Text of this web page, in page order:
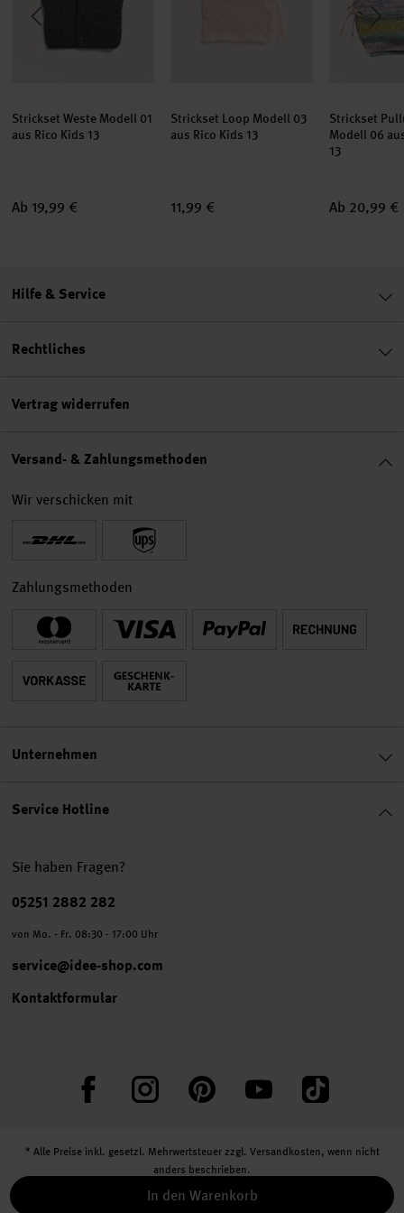
In den Warenkorb
Strickset Weste Modell 01
aus Rico Kids 13
Ab 19,99 €
Strickset Loop Modell 03
aus Rico Kids 13
11,99 €
Strickset
Modell 06
13
Ab 20,99 €
Service Hotline
Sie haben Fragen?
Telefonnummer
05251 2882 282
von Mo. - Fr. 08:30 - 17:00 Uhr
service@idee-shop.com
Kontaktformular
FacebookInstagram PinterestYouTube TikTok
Hilfe & Service
Rechtliches
Vertrag widerrufen
Versand- & Zahlungsmethoden
Wir verschicken mit
Zahlungsmethoden
Unternehmen
* Alle Preise inkl. gesetzl. Mehrwertsteuer zzgl. Versandkosten, wenn nicht
anders beschrieben.
** Jede:r Abonnent:in erhält bei erstmaliger Anmeldung für unseren Newsletter